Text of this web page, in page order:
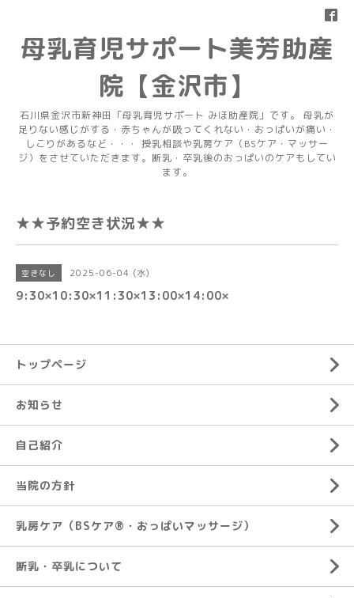
母乳育児サポート美芳助産
院【金沢市】
石川県金沢市新神田「母乳育児サポート みほ助産院」です。 母乳が
足りない感じがする・赤ちゃんが吸ってくれない・おっぱいが痛い・
しこりがあるなど・・・ 授乳相談や乳房ケア（BSケア・マッサー
ジ）をさせていただきます。断乳・卒乳後のおっぱいのケアもしてい
ます。
★★予約空き状況★★
空きなし 2025-06-04 (水)
9:30×10:30×11:30×13:00×14:00×
トップページ
お知らせ
自己紹介
当院の方針
乳房ケア（BSケア®︎・おっぱいマッサージ）
断乳・卒乳について